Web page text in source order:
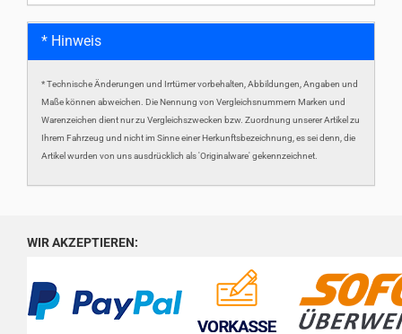
* Hinweis
* Technische Änderungen und Irrtümer vorbehalten, Abbildungen, Angaben und
Maße können abweichen. Die Nennung von Vergleichsnummern Marken und
Warenzeichen dient nur zu Vergleichszwecken bzw. Zuordnung unserer Artikel zu
Ihrem Fahrzeug und nicht im Sinne einer Herkunftsbezeichnung, es sei denn, die
Artikel wurden von uns ausdrücklich als 'Originalware' gekennzeichnet.
WIR AKZEPTIEREN: